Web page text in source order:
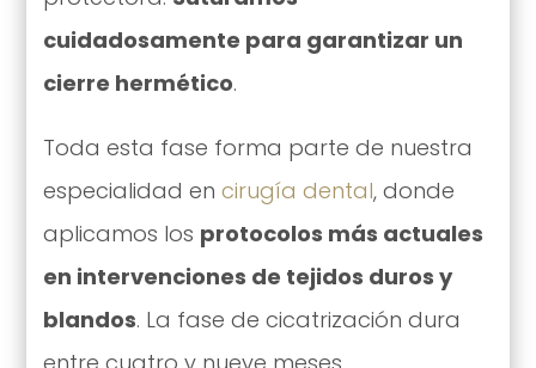
cuidadosamente para garantizar un
cierre hermético.
Toda esta fase forma parte de nuestra
especialidad en cirugía dental, donde
aplicamos los protocolos más actuales
en intervenciones de tejidos duros y
blandos. La fase de cicatrización dura